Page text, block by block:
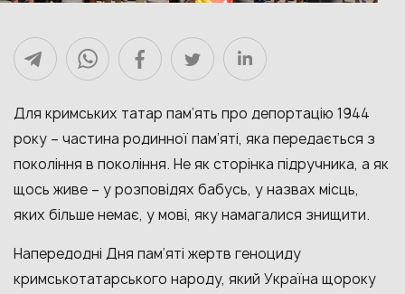
Для кримських татар пам’ять про депортацію 1944
року – частина родинної пам’яті, яка передається з
покоління в покоління. Не як сторінка підручника, а як
щось живе – у розповідях бабусь, у назвах місць,
яких більше немає, у мові, яку намагалися знищити.
Напередодні Дня пам’яті жертв геноциду
кримськотатарського народу, який Україна щороку